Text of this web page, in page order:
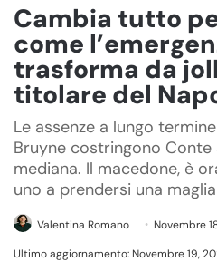
Cambia tutto
come
trasforma da
titolare del
Le assenze a lungo
Bruyne costringono Conte
mediana. Il macedone, è
uno a prendersi una
Valentina Romano
Novembre
Ultimo aggiornamento: Novembre 19,